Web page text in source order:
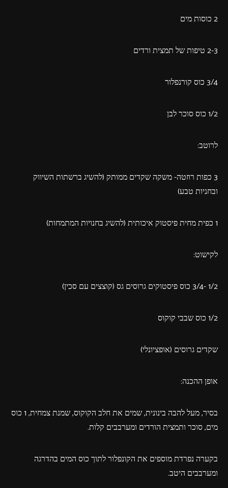
2 כוסות מים
2-3 טיפות של תמצית ורדים
3/4 כוס קורנפלור
1/2 כוס סוכר לבן
לרוטב:
3 כפות רוזטה- משקה שקדים ממותק (להשיג ברשתות השיווק
ובחניות טבע)
1 כפית מחית פיסטוק איכותית (להשיג בחנויות המתמחות)
לקישוט:
1/2 -3/4 כוס פיסטוקים גרוסים גס (קוצצים עם סכין)
1/2 כוס שבבי קוקוס
שקדים גרוסים (אופציונלי)
אופן ההכנה:
בסיר, מעל להבה בינונית, שמים את חלב הקוקוס, שמנת צמחית, 1 כוס
מים, סוכר ותמצית הורדים ומערבבים קלות.
בקערה נפרדת מוספים את הקונפלור לתוך כוס המים בהדרגה
ומערבבים היטב.